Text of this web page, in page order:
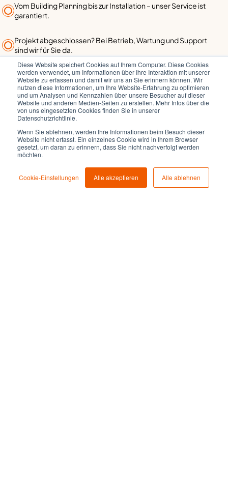
Diese Website speichert Cookies auf Ihrem Computer. Diese Cookies
werden verwendet, um Informationen über Ihre Interaktion mit unserer
Website zu erfassen und damit wir uns an Sie erinnern können. Wir
nutzen diese Informationen, um Ihre Website-Erfahrung zu optimieren
und um Analysen und Kennzahlen über unsere Besucher auf dieser
Website und anderen Medien-Seiten zu erstellen. Mehr Infos über die
von uns eingesetzten Cookies finden Sie in unserer
Datenschutzrichtlinie.
Wenn Sie ablehnen, werden Ihre Informationen beim Besuch dieser
Website nicht erfasst. Ein einzelnes Cookie wird in Ihrem Browser
gesetzt, um daran zu erinnern, dass Sie nicht nachverfolgt werden
möchten.
Cookie-Einstellungen Alle akzeptieren Alle ablehnen
Vom Building Planning bis zur Installation – unser Service ist
garantiert.
Projekt abgeschlossen? Bei Betrieb, Wartung und Support
sind wir für Sie da.
MELDEN SIE SICH BEI UNS:
+49 (221) 888 955-0
info@rockethome.de